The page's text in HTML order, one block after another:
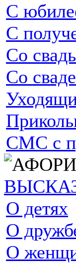
С
С
Со
Со
СМС с
О детях
О
О